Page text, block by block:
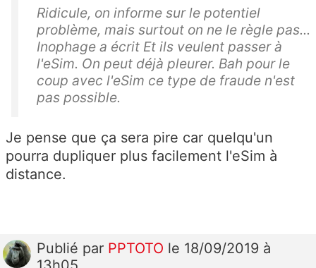
Ridicule, on informe sur le potentiel
problème, mais surtout on ne le règle pas...
Inophage a écrit Et ils veulent passer à
l'eSim. On peut déjà pleurer. Bah pour le
coup avec l'eSim ce type de fraude n'est
pas possible.
Je pense que ça sera pire car quelqu'un
pourra dupliquer plus facilement l'eSim à
distance.
Publié par PPTOTO le 18/09/2019 à